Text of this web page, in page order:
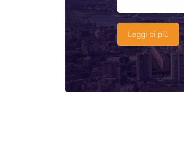
Leggi di più